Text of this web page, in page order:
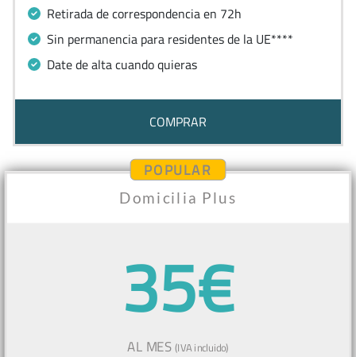
Retirada de correspondencia en 72h
Sin permanencia para residentes de la UE****
Date de alta cuando quieras
COMPRAR
POPULAR
Domicilia Plus
35€
AL MES(IVA incluido)